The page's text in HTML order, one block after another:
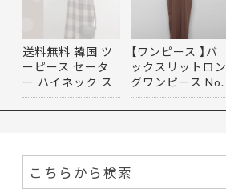
送料無料 韓国 ツ
ーピース セータ
ー ハイネック ス
カート…
【ワンピース 】バ
ックスリットロン
グワンピース No.
0001